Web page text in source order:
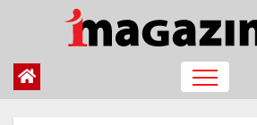
contenuto